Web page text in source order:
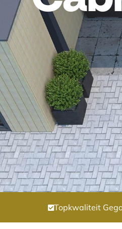
Topkwaliteit